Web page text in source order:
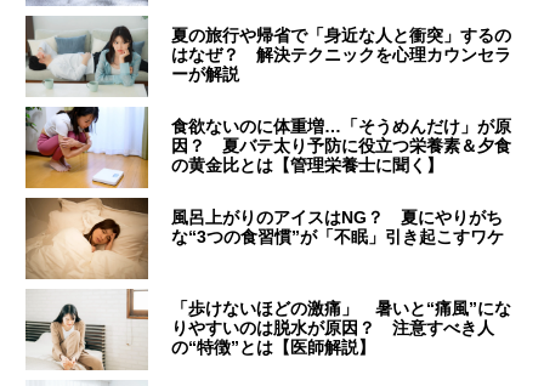
夏の旅行や帰省で「身近な人と衝突」するの
はなぜ？ 解決テクニックを心理カウンセラ
ーが解説
食欲ないのに体重増…「そうめんだけ」が原
因？ 夏バテ太り予防に役立つ栄養素＆夕食
の黄金比とは【管理栄養士に聞く】
風呂上がりのアイスはNG？ 夏にやりがち
な“3つの食習慣”が「不眠」引き起こすワケ
「歩けないほどの激痛」 暑いと“痛風”にな
りやすいのは脱水が原因？ 注意すべき人
の“特徴”とは【医師解説】